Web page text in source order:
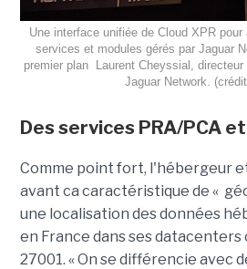
Une interface unifiée de Cloud XPR
services et modules gérés par Jaguar
premier plan Laurent Cheyssial,
Jaguar Network.
Des services PRA/PCA et
Comme point fort, l'hébergeur
avant ca caractéristique de «
une localisation des données
en France dans ses datacenters
27001. « On se différencie avec